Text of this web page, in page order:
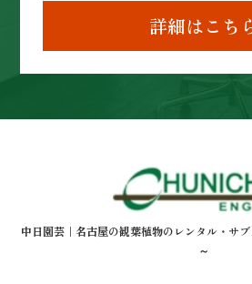
詳細はこち
中日園芸｜名古屋の観葉植物のレンタル・サ
～